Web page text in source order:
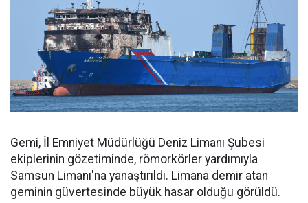
Gemi, İl Emniyet Müdürlüğü Deniz Limanı Şubesi
ekiplerinin gözetiminde, römorkörler yardımıyla
Samsun Limanı'na yanaştırıldı. Limana demir atan
geminin güvertesinde büyük hasar olduğu görüldü.